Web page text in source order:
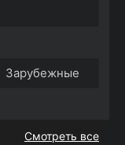
Зарубежные
Смотреть все